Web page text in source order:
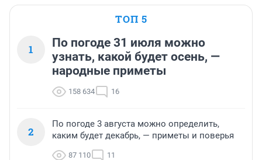
ТОП 5
1
По погоде 31 июля можно
узнать, какой будет осень, —
народные приметы
158 634 16
2
По погоде 3 августа можно определить,
каким будет декабрь, — приметы и поверья
87 110 11